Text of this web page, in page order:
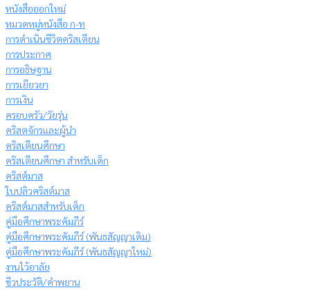
หนังสือออกใหม่
หมวดหมู่หนังสือ ก-ท
การดำเนินชีวิตคริสเตียน
การประกาศ
การอธิษฐาน
การเยียวยา
การเงิน
ครอบครัว/วัยรุ่น
คริสตจักรและผู้นำ
คริสเตียนศึกษา
คริสเตียนศึกษา สำหรับเด็ก
คริสต์มาส
ใบปลิวคริสต์มาส
คริสต์มาสสำหรับเด็ก
คู่มือศึกษาพระคัมภีร์
คู่มือศึกษาพระคัมภีร์ (พันธสัญญาเดิม)
คู่มือศึกษาพระคัมภีร์ (พันธสัญญาใหม่)
งานไว้อาลัย
ชีวประวัติ/คำพยาน